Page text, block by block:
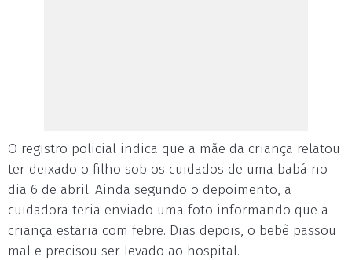
O registro policial indica que a mãe da criança relatou
ter deixado o filho sob os cuidados de uma babá no
dia 6 de abril. Ainda segundo o depoimento, a
cuidadora teria enviado uma foto informando que a
criança estaria com febre. Dias depois, o bebê passou
mal e precisou ser levado ao hospital.